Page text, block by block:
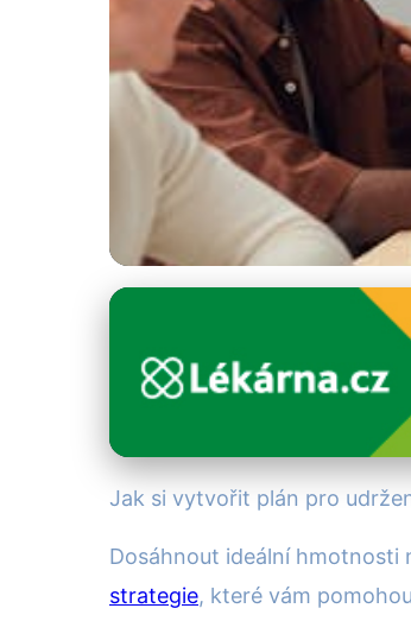
Jak Udržet
· 3 min čtení · Autor:
Jak si vytvořit plán pro
Dosáhnout ideální hmotnosti
strategie, které vám